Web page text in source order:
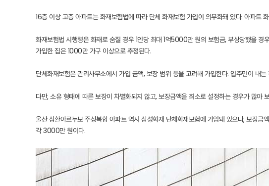
16층 이상 고층 아파트는 화재보험법에 따라 단체 화재보험 가입이 의무화돼 있다. 아파트
화재보험법 시행령은 화재로 숨질 경우 1인당 최대 1억5000만 원의 보험금, 부상당했을
가입한 집은 1000만 가구 이상으로 추정된다.
단체화재보험은 관리사무소에서 가입 금액, 보장 범위 등을 고려해 가입한다. 입주민이 내
다만, 소유 형태에 따른 보장이 차별화되지 않고, 보장금액을 최소로 설정하는 경우가 많아
울산 삼환아르누보 주상복합 아파트 역시 삼성화재 단체화재보험에 가입돼 있으나, 보장
각 3000만 원이다.